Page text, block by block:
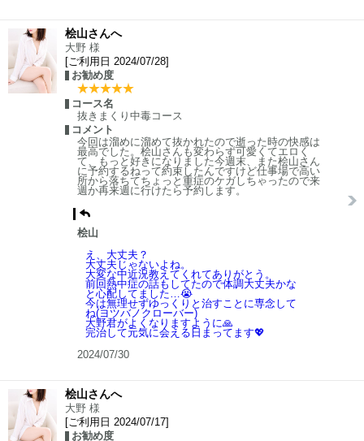
桧山さんへ
大野 様
[ご利用日 2024/07/28]
お勧め度
コース名
抜きまくり中毒コース
コメント
今回は溜めに溜めて抜かれたので逝った時の快感は
最高でした。桧山さんも変わらず可愛くてエロく
て、もっと好きになりました今週末、また桧山さん
に予約するねって約束したんですけど仕事場で高い
所から落ちてちょっと重症のケガしちゃったので来
週か再来週に行けたら予約します。
桧山
え、大丈夫？
大丈夫じゃないよね。
大変な中近況教えてくれてありがとう。
前回熱中症の話もしてたので体調大丈夫かな
と心配してました…😭
今は無理せずゆっくりと治すことに専念して
ね(ヨツバノクローバー)
大野君がよくなりますように🙏
完治して元気に会える日まってます💖
2024/07/30
桧山さんへ
大野 様
[ご利用日 2024/07/17]
お勧め度